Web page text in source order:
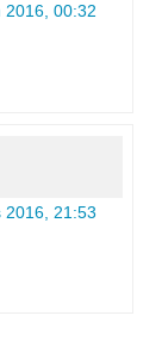
2016, 00:32
2016, 21:53